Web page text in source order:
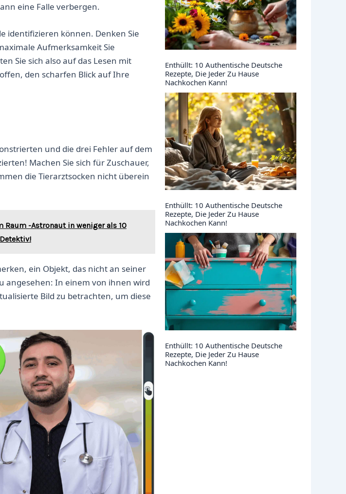
eine Falle verbergen.
identifizieren können. Denken Sie
Aufmerksamkeit Sie
Sie sich also auf das Lesen mit
den scharfen Blick auf Ihre
und die drei Fehler auf dem
Machen Sie sich für Zuschauer,
die Tierarztsocken nicht überein
Raum -Astronaut in weniger als 10
ein Objekt, das nicht an seiner
angesehen: In einem von ihnen wird
Bild zu betrachten, um diese
Enthüllt: 10 Authentische Deutsche
Rezepte, Die Jeder Zu Hause
Nachkochen Kann!
Enthüllt: 10 Authentische Deutsche
Rezepte, Die Jeder Zu Hause
Nachkochen Kann!
Enthüllt: 10 Authentische Deutsche
Rezepte, Die Jeder Zu Hause
Nachkochen Kann!